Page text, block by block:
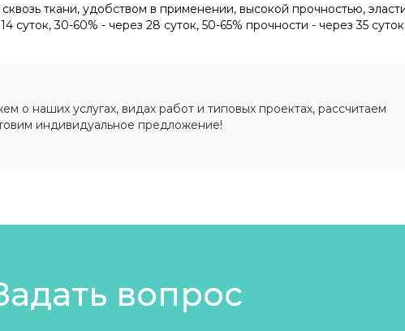
ткани, удобством в применении, высокой прочностью,
30-60% - через 28 суток, 50-65% прочности - через 35
о наших услугах, видах работ и типовых проектах, рассчитаем
индивидуальное предложение!
вопрос